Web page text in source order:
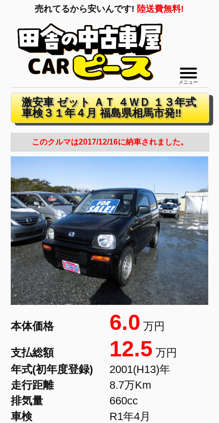
売れてるから安いんです! 陸送費無料!
メニュー
激安車 ゼット ＡＴ ４ＷＤ １３年式
車検３１年４月 福島県相馬市発‼
このクルマは2017/12/16に納車されました。
本体価格 6.0 万円
支払総額 12.5 万円
年式(初年度登録)
2001(H13)年
走行距離
8.7万Km
排気量
660cc
車検
R1年4月